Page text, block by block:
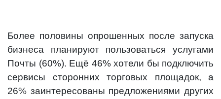
Более половины опрошенных после запуска
бизнеса планируют пользоваться услугами
Почты (60%). Ещё 46% хотели бы подключить
сервисы сторонних торговых площадок, а
26% заинтересованы предложениями других